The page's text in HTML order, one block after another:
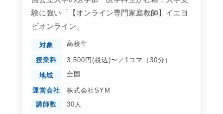
験に強い「【オンライン専門家庭教師】イエヨ
ビオンライン」
対象 高校生
授業料 3,500円(税込)〜／1コマ（30分）
地域 全国
運営会社
株式会社SYM
講師数
30人